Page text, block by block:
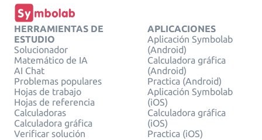
HERRAMIENTAS DE
ESTUDIO
Solucionador
Matemático de IA
AI Chat
Problemas populares
Hojas de trabajo
Hojas de referencia
Calculadoras
Calculadora gráfica
Verificar solución
APLICACIONES
Aplicación Symbolab
(Android)
Calculadora gráfica
(Android)
Practica (Android)
Aplicación Symbolab
(iOS)
Calculadora gráfica
(iOS)
Practica (iOS)